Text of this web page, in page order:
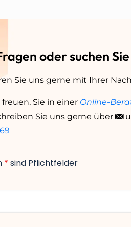
oder suchen
Sie uns gerne mit Ihrer
Sie in einer Online-
Sie uns gerne über
* sind Pflichtfelder